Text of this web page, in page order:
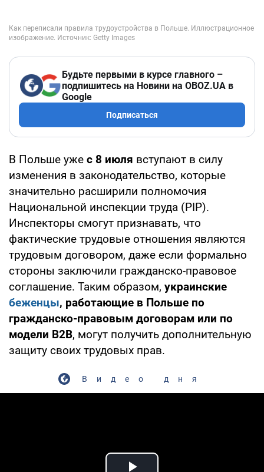
Будьте первыми в курсе главного –
подпишитесь на Новини на OBOZ.UA в
Google
Подписаться
В Польше уже с 8 июля вступают в силу
изменения в законодательство, которые
значительно расширили полномочия
Национальной инспекции труда (PIP).
Инспекторы смогут признавать, что
фактические трудовые отношения являются
трудовым договором, даже если формально
стороны заключили гражданско-правовое
соглашение. Таким образом, украинские
беженцы, работающие в Польше по
гражданско-правовым договорам или по
модели B2B, могут получить дополнительную
защиту своих трудовых прав.
Видео дня